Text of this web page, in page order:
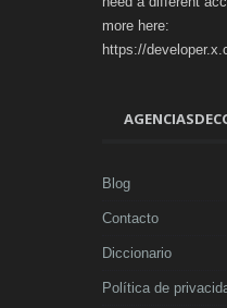
more here:
https://
Blog
Contacto
Diccionario
Política de